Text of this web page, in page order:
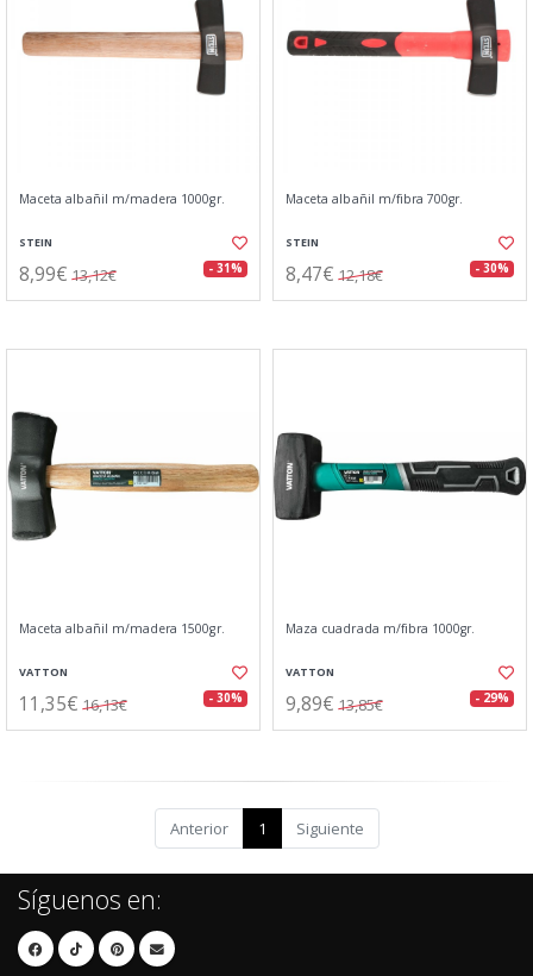
Maceta albañil m/madera 1000gr.
STEIN
8,99€ 13,12€ - 31%
Maceta albañil m/fibra 700gr.
STEIN
8,47€ 12,18€ - 30%
Maceta albañil m/madera 1500gr.
VATTON
11,35€ 16,13€ - 30%
Maza cuadrada m/fibra 1000gr.
VATTON
9,89€ 13,85€ - 29%
Anterior 1 Siguiente
Síguenos en: